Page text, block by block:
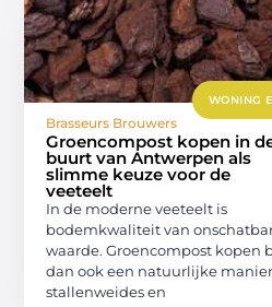
WONING
Brasseurs Brouwers
Groencompost kopen in
buurt van Antwerpen als
slimme keuze voor de
veeteelt
In de moderne veeteelt is
bodemkwaliteit van
waarde. Groencompost kopen
dan ook een natuurlijke
stallenweides en